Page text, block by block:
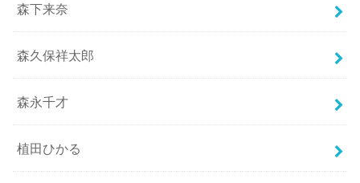
森下来奈
森久保祥太郎
森永千才
植田ひかる